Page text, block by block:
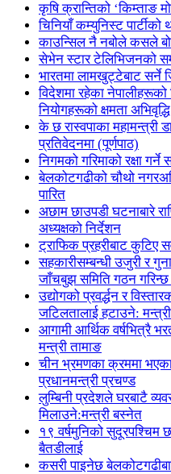
कृषि क्रान्तिको ‘किम्ताङ
चिनियाँ कम्युनिस्ट
काउन्सिल नै नबोले कसले
सेभेन स्टार टेलिभिजनको
भारतमा लामखुट्टेबाट सर्ने
विदेशमा रहेका नेपालीहरूको
नियोगहरूको क्षमता
के छ रास्वपाका महामन्त्री
प्रतिवेदनमा (पूर्णपाठ)
निगमको गरिमाको रक्षा
बेलकोटगढीको चौथो
पारित
अछाम छाउपडी घटनाबारे
अध्यक्षको निर्देशन
ट्राफिक प्रहरीबाट कुटिए
सहकारीसम्बन्धी उजुरी र
जाँचबुझ समिति गठन गरिन्छ
उद्योगको प्रवर्द्धन र
जटिलतालाई हटाउने:
आगामी आर्थिक वर्षभित्रै
मन्त्री तामाङ
चीन भ्रमणका क्रममा भएका
प्रधानमन्त्री प्रचण्ड
लुम्बिनी प्रदेशले घरबाटै
मिलाउने:मन्त्री बस्नेत
१९ वर्षमुनिको सुदूरपश्चिम
बैतडीलाई
कसरी पाइनेछ